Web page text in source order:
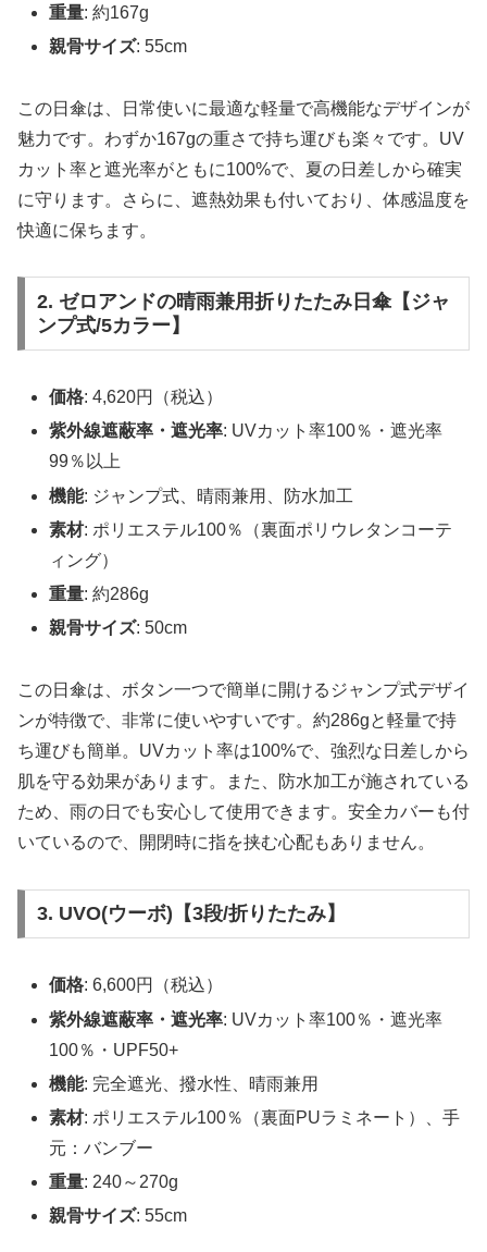
重量: 約167g
親骨サイズ: 55cm
この日傘は、日常使いに最適な軽量で高機能なデザインが
魅力です。わずか167gの重さで持ち運びも楽々です。UV
カット率と遮光率がともに100%で、夏の日差しから確実
に守ります。さらに、遮熱効果も付いており、体感温度を
快適に保ちます。
2. ゼロアンドの晴雨兼用折りたたみ日傘【ジャ
ンプ式/5カラー】
価格: 4,620円（税込）
紫外線遮蔽率・遮光率: UVカット率100％・遮光率
99％以上
機能: ジャンプ式、晴雨兼用、防水加工
素材: ポリエステル100％（裏面ポリウレタンコーテ
ィング）
重量: 約286g
親骨サイズ: 50cm
この日傘は、ボタン一つで簡単に開けるジャンプ式デザイ
ンが特徴で、非常に使いやすいです。約286gと軽量で持
ち運びも簡単。UVカット率は100%で、強烈な日差しから
肌を守る効果があります。また、防水加工が施されている
ため、雨の日でも安心して使用できます。安全カバーも付
いているので、開閉時に指を挟む心配もありません。
3. UVO(ウーボ)【3段/折りたたみ】
価格: 6,600円（税込）
紫外線遮蔽率・遮光率: UVカット率100％・遮光率
100％・UPF50+
機能: 完全遮光、撥水性、晴雨兼用
素材: ポリエステル100％（裏面PUラミネート）、手
元：バンブー
重量: 240～270g
親骨サイズ: 55cm